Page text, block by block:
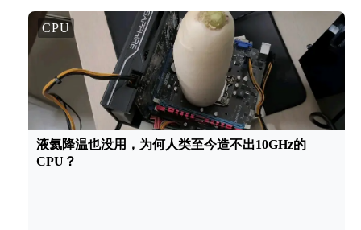
CPU
液氦降温也没用，为何人类至今造不出10GHz的
CPU？